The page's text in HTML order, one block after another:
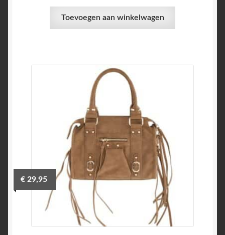
Toevoegen aan winkelwagen
€29,95